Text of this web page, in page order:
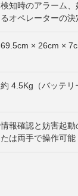
検知時のアラーム
るオペレーターの決
69.5cm × 26cm ×
約 4.5Kg（バッテリ
情報確認と妨害起動
たは両手で操作可能